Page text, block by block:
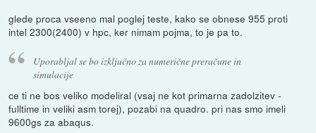
glede proca vseeno mal poglej teste, kako se obnese 955 proti
intel 2300(2400) v hpc, ker nimam pojma, to je pa to.
Uporabljal se bo izključno za numerične preračune in
simulacije
ce ti ne bos veliko modeliral (vsaj ne kot primarna zadolzitev -
fulltime in veliki asm torej), pozabi na quadro. pri nas smo imeli
9600gs za abaqus.